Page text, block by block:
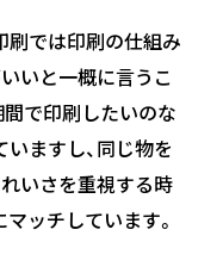
(税抜)
税込)
￥2,900(税抜)
(￥3,190 税込)
(税抜)
税込)
￥2,981(税抜)
(￥3,280 税込)
刷では印刷の仕組み
いと一概に言うこ
で印刷したいのな
ますし、同じ物を
いさを重視する時
ッチしています。